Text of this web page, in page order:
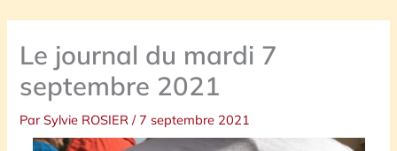
Le journal du mardi 7
septembre 2021
ParSylvie ROSIER/ 7 septembre 2021